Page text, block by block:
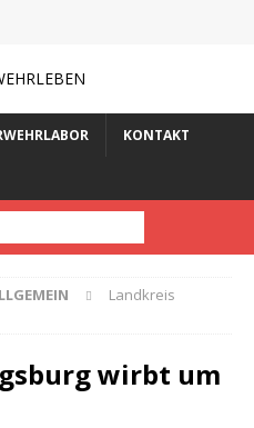
KONTAKT
Landkreis
wirbt um